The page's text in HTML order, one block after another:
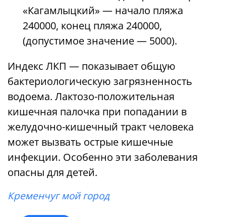
«Кагамлыцкий» — начало пляжа
240000, конец пляжа 240000,
(допустимое значение — 5000).
Индекс ЛКП — показывает общую
бактериологическую загрязненность
водоема. Лактозо-положительная
кишечная палочка при попадании в
желудочно-кишечный тракт человека
может вызвать острые кишечные
инфекции. Особенно эти заболевания
опасны для детей.
Кременчуг мой город